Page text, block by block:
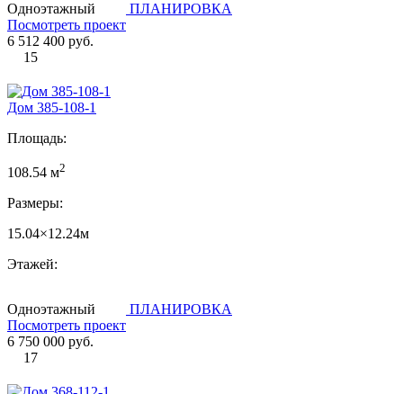
Одноэтажный
ПЛАНИРОВКА
Посмотреть проект
6 512 400 руб.
15
Дом 385-108-1
Площадь:
108.54 м2
Размеры:
15.04×12.24м
Этажей:
Одноэтажный
ПЛАНИРОВКА
Посмотреть проект
6 750 000 руб.
17